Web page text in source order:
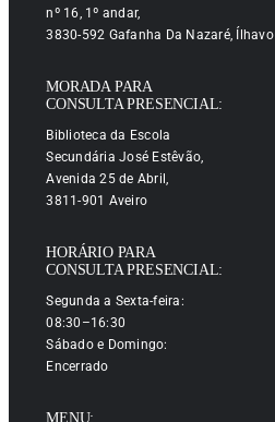
nº 16, 1º andar,
3830-592 Gafanha Da Nazaré, Ílhavo
MORADA PARA
CONSULTA PRESENCIAL:
Biblioteca da Escola
Secundária José Estêvão,
Avenida 25 de Abril,
3811-901 Aveiro
HORÁRIO PARA
CONSULTA PRESENCIAL:
Segunda a Sexta-feira:
08:30–16:30
Sábado e Domingo:
Encerrado
MENU: